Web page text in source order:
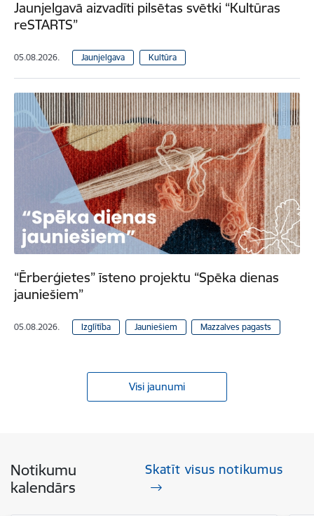
Jaunjelgavā aizvadīti pilsētas svētki “Kultūras
reSTARTS”
05.08.2026. Jaunjelgava Kultūra
“Ērberģietes” īsteno projektu “Spēka dienas
jauniešiem”
05.08.2026. Izglītība Jauniešiem Mazzalves pagasts
Visi jaunumi
Notikumu
kalendārs
Skatīt visus notikumus